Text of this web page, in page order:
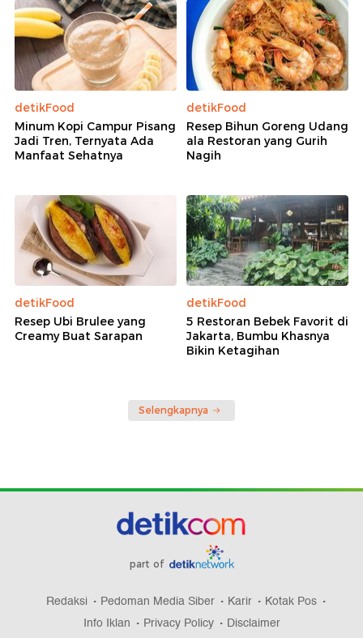
detikFood
Minum Kopi Campur Pisang
Jadi Tren, Ternyata Ada
Manfaat Sehatnya
detikFood
Resep Bihun Goreng Udang
ala Restoran yang Gurih
Nagih
detikFood
Resep Ubi Brulee yang
Creamy Buat Sarapan
detikFood
5 Restoran Bebek Favorit di
Jakarta, Bumbu Khasnya
Bikin Ketagihan
Selengkapnya
part of
Redaksi Pedoman Media Siber Karir
Kotak Pos
Info Iklan
Privacy Policy Disclaimer